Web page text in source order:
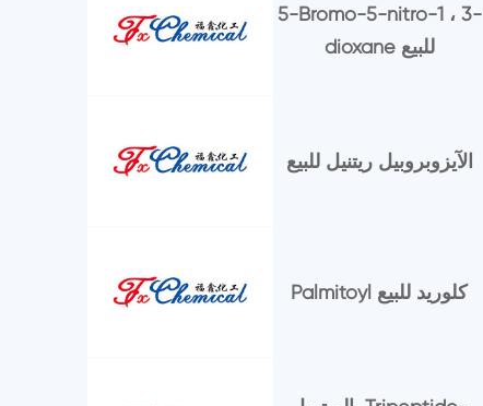
5-Bromo-5-nitro-1 ، 3-
dioxane للبيع
الآيزوبروبيل ريتنيل للبيع
Palmitoyl كلوريد للبيع